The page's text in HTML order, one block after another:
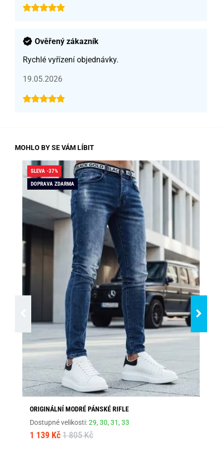
Ověřený zákazník
Rychlé vyřízení objednávky.
19.05.2026
MOHLO BY SE VÁM LÍBIT
SLEVA -37%
DOPRAVA ZDARMA
ORIGINÁLNÍ MODRÉ PÁNSKÉ RIFLE
Dostupné velikosti:29,30,31,33
1 139 Kč 1 805 Kč